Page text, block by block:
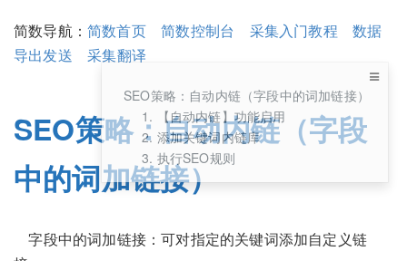
SEO策略：自动内链（字段中的词加链接）
1. 【自动内链】功能启用
2. 添加关键词内链库
3. 执行SEO规则
简数导航： 简数首页 简数控制台 采集入门教程
数据
导出发送
采集翻译
SEO策略：自动内链（字段
中的词加链接）
字段中的词加链接：可对指定的关键词添加自定义链